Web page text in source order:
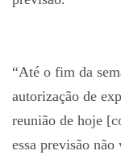
“Até o fim da
autorização de
reunião de hoje
essa previsão